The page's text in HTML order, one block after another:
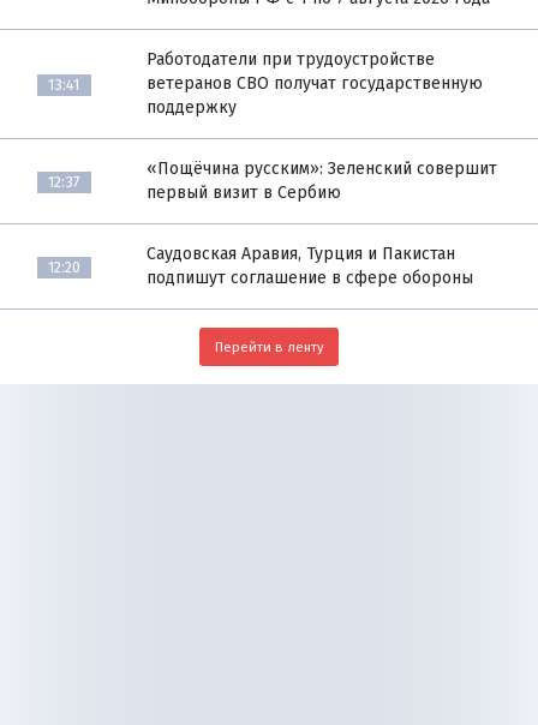
13:41
Работодатели при трудоустройстве
ветеранов СВО получат государственную
поддержку
12:37
«Пощёчина русским»: Зеленский совершит
первый визит в Сербию
12:20
Саудовская Аравия, Турция и Пакистан
подпишут соглашение в сфере обороны
Перейти в ленту